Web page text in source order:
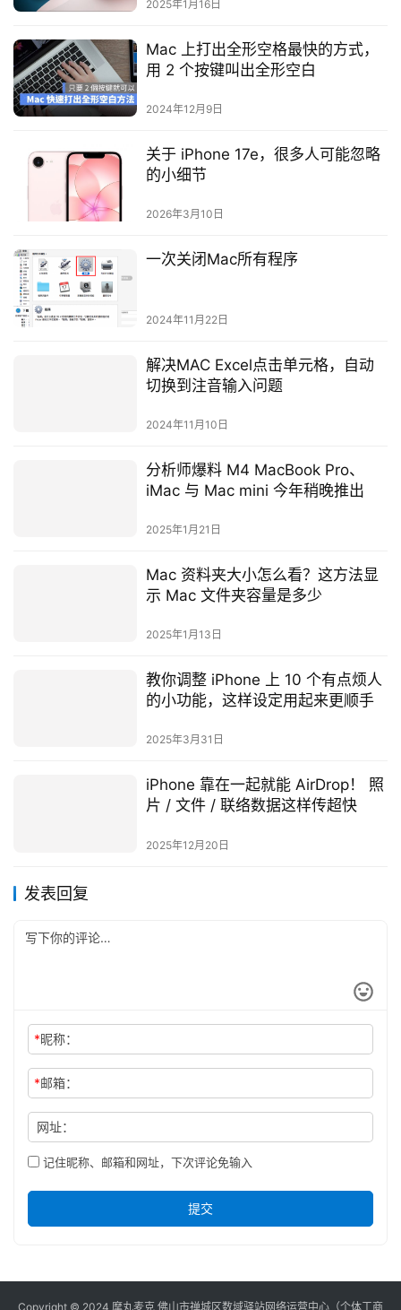
2025年1月16日
Mac 上打出全形空格最快的方式，
用 2 个按键叫出全形空白
2024年12月9日
关于 iPhone 17e，很多人可能忽略
的小细节
2026年3月10日
一次关闭Mac所有程序
2024年11月22日
解决MAC Excel点击单元格，自动
切换到注音输入问题
2024年11月10日
分析师爆料 M4 MacBook Pro、
iMac 与 Mac mini 今年稍晚推出
2025年1月21日
Mac 资料夹大小怎么看？这方法显
示 Mac 文件夹容量是多少
2025年1月13日
教你调整 iPhone 上 10 个有点烦人
的小功能，这样设定用起来更顺手
2025年3月31日
iPhone 靠在一起就能 AirDrop！ 照
片 / 文件 / 联络数据这样传超快
2025年12月20日
发表回复
*昵称：
*邮箱：
网址：
记住昵称、邮箱和网址，下次评论免输入
提交
Copyright © 2024 摩丸麦克 佛山市禅城区数域驿站网络运营中心（个体工商